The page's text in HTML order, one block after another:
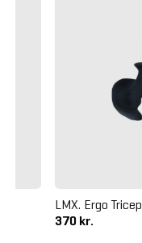
LMX. Ergo
370 kr.